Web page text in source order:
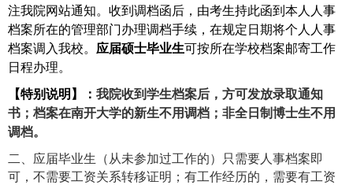
注我院网站通知。收到调档函后，由考生持此函到本人人事
档案所在的管理部门办理调档手续，在规定日期将个人人事
档案调入我校。 应届硕士毕业生可按所在学校档案邮寄工作
日程办理。
【特别说明】： 我院收到学生档案后，方可发放录取通知
书；档案在南开大学的新生不用调档；非全日制博士生不用
调档。
二、 应届毕业生（从未参加过工作的）只需要人事档案即
可，不需要工资关系转移证明；有工作经历的，需要有工资